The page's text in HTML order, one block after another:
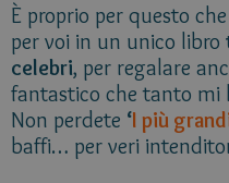
È proprio per questo
per voi in un unico libro
celebri, per regalare
fantastico che tanto mi
Non perdete ‘I più
baffi… per veri